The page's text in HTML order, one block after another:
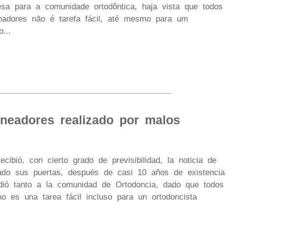
para a comunidade ortodôntica, haja vista que todos
não é tarefa fácil, até mesmo para um
realizado por malos
con cierto grado de previsibilidad, la noticia de
sus puertas, después de casi 10 años de existencia
tanto a la comunidad de Ortodoncia, dado que todos
es una tarea fácil incluso para un ortodoncista